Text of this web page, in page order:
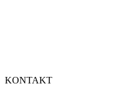
KONTAKT